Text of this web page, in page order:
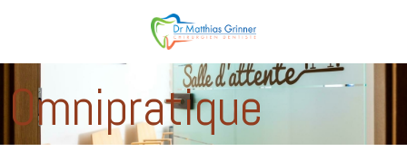
Omnipratique